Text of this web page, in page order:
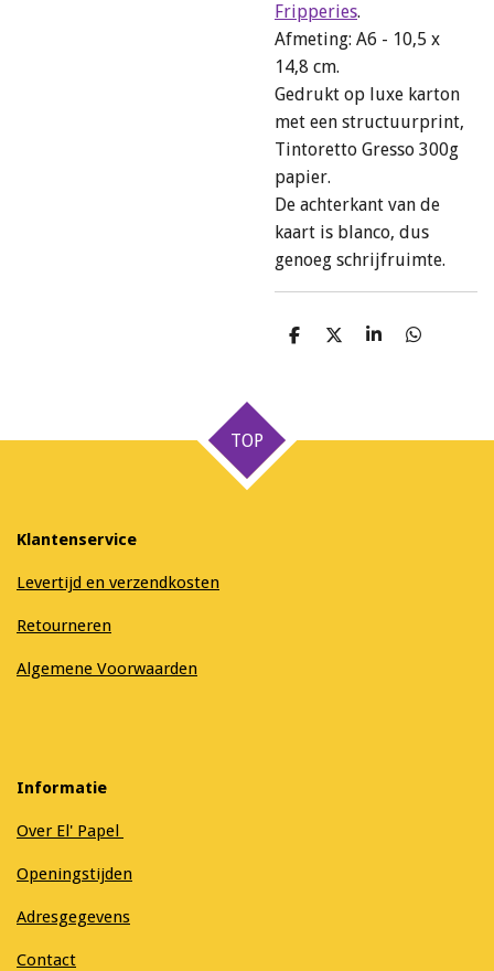
Fripperies.
Afmeting: A6 - 10,5 x
14,8 cm.
Gedrukt op luxe karton
met een structuurprint,
Tintoretto Gresso 300g
papier.
De achterkant van de
kaart is blanco, dus
genoeg schrijfruimte.
D
D
S
D
TOP
Klantenservice
Levertijd en verzendkosten
Retourneren
Algemene Voorwaarden
Informatie
Over El' Papel
Openingstijden
Adresgegevens
Contact